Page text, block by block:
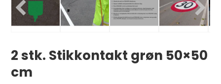
2 stk. Stikkontakt grøn 50×50
cm